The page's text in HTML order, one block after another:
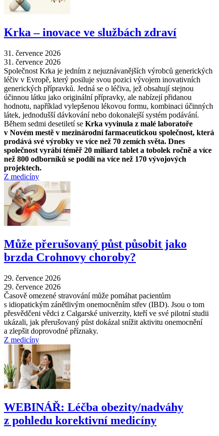
Krka –⁠ inovace ve službách zdraví
31. července 2026
31. července 2026
Společnost Krka je jedním z nejuznávanějších výrobců generických
léčiv v Evropě, který posiluje svou pozici vývojem inovativních
generických přípravků. Jedná se o léčiva, jež obsahují stejnou
účinnou látku jako originální přípravky, ale nabízejí přidanou
hodnotu, například vylepšenou lékovou formu, kombinaci účinných
látek, jednodušší dávkování nebo dokonalejší systém podávání.
Během sedmi desetiletí se Krka vyvinula z malé laboratoře
v Novém mestě v mezinárodní farmaceutickou společnost, která
prodává své výrobky ve více než 70 zemích světa. Dnes
společnost vyrábí téměř 20 miliard tablet a tobolek ročně a více
než 800 odborníků se podílí na více než 170 vývojových
projektech.
Z medicíny
Může přerušovaný půst působit jako
brzda Crohnovy choroby?
29. července 2026
29. července 2026
Časově omezené stravování může pomáhat pacientům
s idiopatickým zánětlivým onemocněním střev (IBD). Jsou o tom
přesvědčeni vědci z Calgarské univerzity, kteří ve své pilotní studii
ukázali, jak přerušovaný půst dokázal snížit aktivitu onemocnění
a zlepšit doprovodné příznaky.
Z medicíny
WEBINÁŘ: Léčba obezity/nadváhy
z pohledu korektivní medicíny